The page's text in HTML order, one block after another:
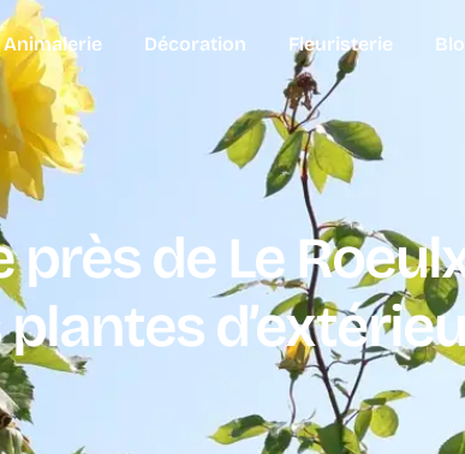
Animalerie Décoration Fleuristerie
près de Le